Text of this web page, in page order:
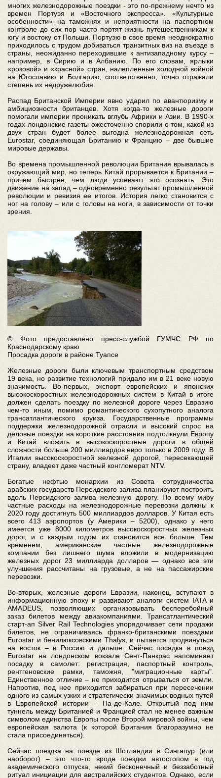
многих железнодорожные поездки - это по-прежнему нечто из
времен Портуэя и «Восточного экспресса». «Культурные
особенности» на таможнях и неприятности на паспортном
контроле до сих пор часто портят жизнь путешественникам к
югу и востоку от Польши. Портуэю в свое время неоднократно
приходилось с трудом добиваться транзитных виз на въезде в
страны, неожиданно переходившие к антизападному курсу –
например, в Сирию и в Албанию. По его словам, ярлыки
«розовой» и «красной» стран, налепленные холодной войной
на Югославию и Болгарию, соответственно, точно отражали
степень их недружелюбия.
Распад Британской Империи явно ударил по авантюризму и
амбициозности британцев. Хотя когда-то железные дороги
помогали империи проникать вглубь Африки и Азии. В 1990-х
годах лондонские газеты ожесточенно спорили о том, какой из
двух стран будет более выгодна железнодорожная сеть
Eurostar, соединяющая Британию и Францию – две бывшие
мировые державы.
Во времена промышленной революции Британия врывалась в
окружающий мир, но теперь Китай прорывается к Британии –
причем быстрее, чем люди успевают это осознать. Это
движение на запад – одновременно результат промышленной
революции и ревизия ее итогов. История легко становится с
ног на голову – или с головы на ноги, в зависимости от точки
зрения.
© Фото предоставлено пресс-службой ГУМЧС РФ по
Краснодарскому краю
Просадка дороги в районе Туапсе
Железные дороги были ключевым транспортным средством
19 века, но развитие технологий придало им в 21 веке новую
значимость. Во-первых, экспорт европейских и японских
высокоскоростных железнодорожных систем в Китай в итоге
должен сделать поездку по железной дороге через Евразию
чем-то иным, помимо романтического сухопутного аналога
трансатлантического круиза. Государственные программы
поддержки железнодорожной отрасли и высокий спрос на
деловые поездки на короткие расстояния подтолкнули Европу
и Китай вложить в высокоскоростные дороги в общей
сложности больше 200 миллиардов евро только в 2009 году. В
Италии высокоскоростной железной дорогой, пересекающей
страну, владеет даже частный конгломерат NTV.
Богатые нефтью монархии из Совета сотрудничества
арабских государств Персидского залива планируют построить
вдоль Персидского залива железную дорогу. По всему миру
частные расходы на железнодорожные перевозки должны к
2020 году достигнуть 500 миллиардов долларов. У Китая есть
всего 413 аэропортов (у Америки – 5200), однако у него
имеется уже 8000 километров высокоскоростных железных
дорог, и с каждым годом их становится все больше. Тем
временем, американские частные железнодорожные
компании без лишнего шума вложили в модернизацию
железных дорог 23 миллиарда долларов — однако все эти
улучшения рассчитаны на грузовые, а не на пассажирские
перевозки.
Во-вторых, железные дороги Евразии, наконец, вступают в
информационную эпоху и развивают аналоги систем IATA и
AMADEUS, позволяющих организовывать бесперебойный
заказ билетов между авиакомпаниями. Трансатлантический
старт-ап Silver Rail Technologies упорядочивает сети продажи
билетов, не ограничиваясь франко-британскими поездами
Eurostar и бенилюксовскими Thalys, и пытается продвинуться
на восток – в Россию и дальше. Сейчас посадка в поезд
Eurostar на лондонском вокзале Сент-Панкрас напоминает
посадку в самолет: регистрация, паспортный контроль,
рентгеновские рамки, таможня, "миграционные карты".
Единственное отличие – не приходится отрываться от земли.
Напротив, под нее приходится забираться при пересечении
одного из самых узких и стратегически значимых водных путей
в Европейской истории – Па-де-Кале. Открытый под ним
туннель между Британией и Францией стал не менее важным
символом единства Европы после Второй мировой войны, чем
европейская валюта (к которой Британия благоразумно не
стала присоединяться).
Сейчас поездка на поезде из Шотландии в Сингапур (или
наоборот) – это что-то вроде поездки автостопом в год
академического отпуска, некий бесконечный и беззаботный
ритуал инициации для австралийских студентов. Однако, если